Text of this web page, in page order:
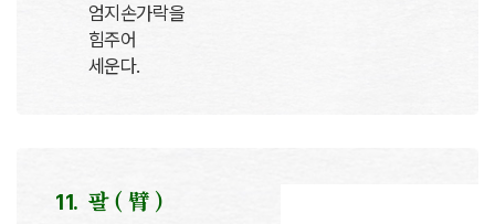
엄지손가락을
힘주어
세운다.
팔 ( 臂 )